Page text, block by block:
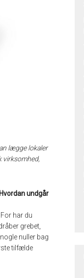
lægge lokaler
virksomhed,
undgår
har du
grebet,
nuller bag
tilfælde